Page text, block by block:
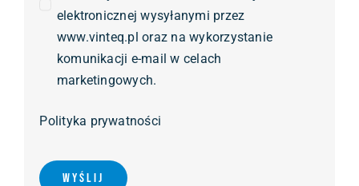
elektronicznej wysyłanymi przez
www.vinteq.pl oraz na wykorzystanie
komunikacji e-mail w celach
marketingowych.
Polityka prywatności
Wyślij